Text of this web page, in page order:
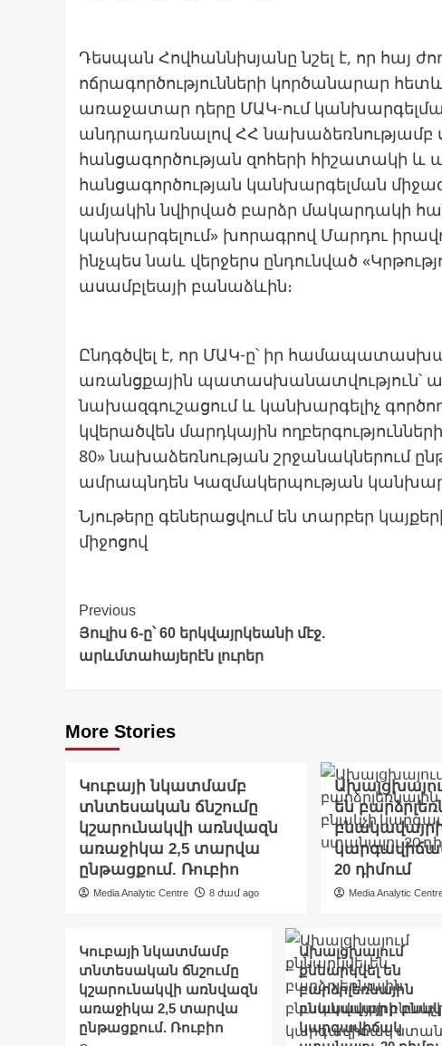
Դեսպան Հովհաննիսյանը նշել է, որ հայ
ոճրագործությունների կործանարար
առաջատար դերը ՄԱԿ-ում
անդրադառնալով ՀՀ
հանցագործության զոհերի հիշատակի
հանցագործության կանխարգելման
ամյակին նվիրված բարձր մակարդակի
կանխարգելում» խորագրով Մարդու
ինչպես նաև վերջերս ընդունված
ասամբլեայի բանաձևին։
Ընդգծվել է, որ ՄԱԿ-ը՝ իր
առանցքային պատասխանատվություն՝
նախազգուշացում և կանխարգելիչ
կվերածվեն մարդկային
80» նախաձեռնության շրջանակներում
ամրապնդեն Կազմակերպության
Նյութերը գեներացվում են տարբեր
միջոցով
Post
Navigation
Previous
Յուլիս 6-ը՝ 60 երկվայրկեանի մէջ.
արևմտահայերէն լուրեր
More Stories
Կուբայի նկատմամբ
տնտեսական ճնշումը
կշարունակվի առնվազն
առաջիկա 2,5 տարվա
ընթացքում. Ռուբիո
Media Analytic Centre 8 ժամ ago
են
20 դիմում
Media Analytic
Կուբայի նկատմամբ
տնտեսական ճնշումը
կշարունակվի առնվազն
առաջիկա 2,5 տարվա
ընթացքում. Ռուբիո
Ախալցխայում
քննարկվել են
բարձրլեռնային
բնակավայրի
կարգավիճակ